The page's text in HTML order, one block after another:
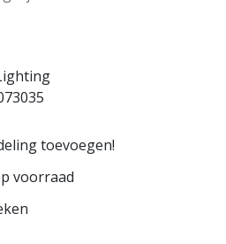
toevoegen!
voorraad